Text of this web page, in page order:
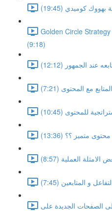
كوميدي (19:45)
Golden Circle
(9:18)
عند الجمهور (12:12)
مع المحتوى (7:21)
للمحتوى (10:45)
متميز ؟؟ (13:36)
العملية (8:57)
و المتابعين (7:45)
الصفحات الجديدة على